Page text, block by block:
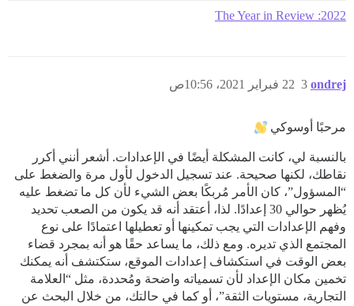
2022: The Year in Review
ondrej 22 فبراير 2021، 10:56ص 3
مرحبًا أوسوكي
بالنسبة لي، كانت المشكلة أيضًا في الإعدادات. أشعر أنني أكرر
نقاطك، لكنها صحيحة. عند تسجيل الدخول لأول مرة والضغط على
“المسؤول”، كان الأمر مُربكًا بعض الشيء لأن كل ما تضغط عليه
يُظهر حوالي 30 إعدادًا. لذا، أعتقد أنه قد يكون من الصعب تحديد
وفهم الإعدادات التي يجب تمكينها أو تعطيلها اعتمادًا على نوع
المجتمع الذي تديره. ومع ذلك، ما يساعد حقًا هو أنه بمجرد قضاء
بعض الوقت في استكشاف إعدادات الموقع، ستكتشف أنه يمكنك
تخمين مكان الإعداد لأن تسمياته واضحة ومُحددة، مثل “العلامة
التجارية، مستويات الثقة”، أو كما في حالتك، من خلال البحث عن